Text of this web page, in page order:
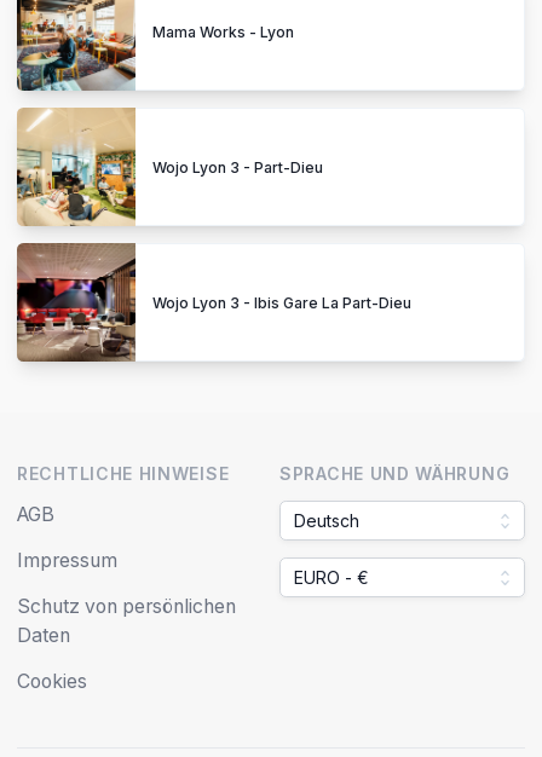
Mama Works - Lyon
Wojo Lyon 3 - Part-Dieu
Wojo Lyon 3 - Ibis Gare La Part-Dieu
RECHTLICHE HINWEISE
AGB
Impressum
Schutz von persönlichen
Daten
Cookies
SPRACHE UND WÄHRUNG
Deutsch
EURO - €